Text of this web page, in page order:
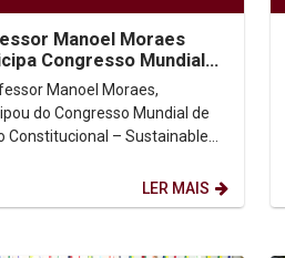
Manoel Moraes
Congresso Mundial
Constitucional, na
Manoel Moraes,
do Congresso Mundial de
Constitucional – Sustainable
LER MAIS